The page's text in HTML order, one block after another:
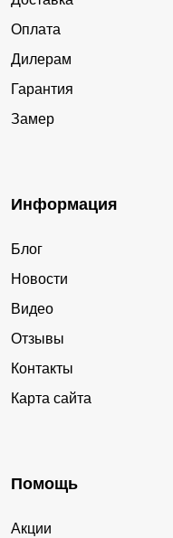
Оплата
Дилерам
Гарантия
Замер
Информация
Блог
Новости
Видео
Отзывы
Контакты
Карта сайта
Помощь
Акции